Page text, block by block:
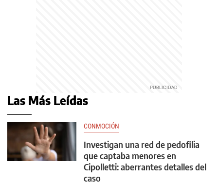
Las Más Leídas
CONMOCIÓN
Investigan una red de pedofilia
que captaba menores en
Cipolletti: aberrantes detalles del
caso